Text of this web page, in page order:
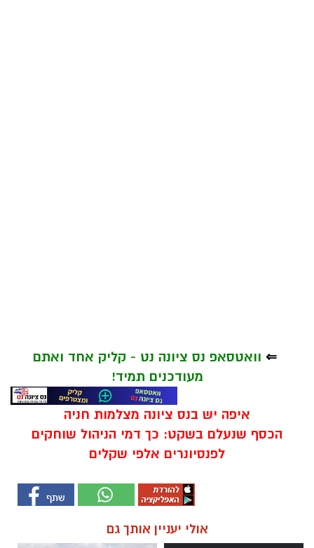
⇐ וואטסאפ נס ציונה נט - קליק אחד ואתם
מעודכנים תמיד!
איפה יש בנס ציונה מצלמות חניה
הכסף שנעלם בשקט: כך דמי הניהול שוחקים
לפנסיונרים אלפי שקלים
אולי יעניין אותך גם